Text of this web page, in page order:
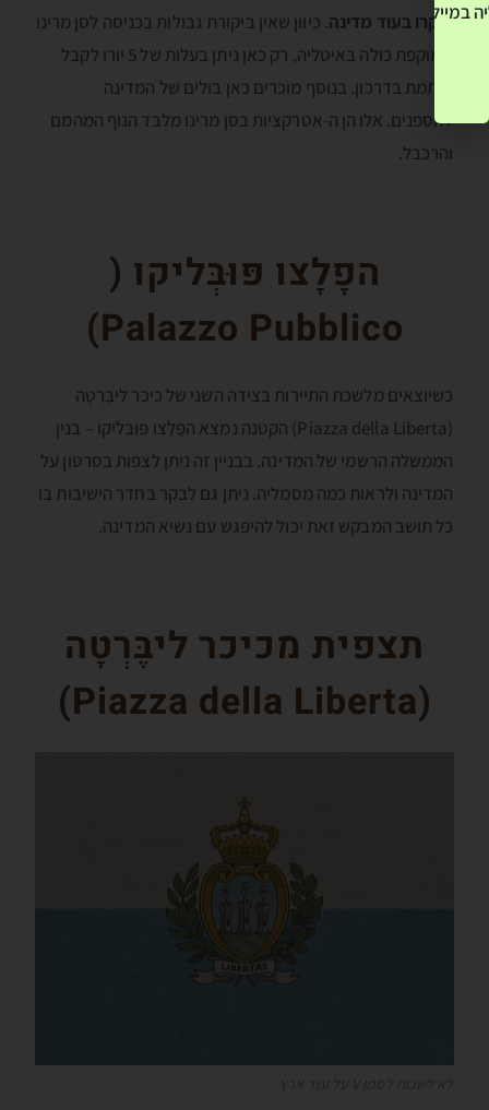
ביקרו בעוד מדינה. כיוון שאין ביקורת גבולות בכניסה לסן מרינו
שמוקפת כולה באיטליה, רק כאן ניתן בעלות של 5 יורו לקבל
חותמת בדרכון. בנוסף מוכרים כאן בולים של המדינה
לאספנים. אלו הן ה-אטרקציות בסן מרינו מלבד הנוף המהמם
והרכבל.
הפָלָצו פּוּבְּליקו (
Palazzo Pubblico
)
כשיוצאים מלשכת התיירות בצידה השני של כיכר ליבֶּרְטָה
(Piazza della Liberta) הקטנה נמצא הפָלָצו פּוּבְּליקו – בנין
הממשלה הרשמי של המדינה. בבניין זה ניתן לצפות בסרטון על
המדינה ולראות כמה מסמליה. ניתן גם לבקר בחדר הישיבות בו
כל תושב המבקש זאת יכול להיפגש עם נשיא המדינה.
תצפית מכיכר ליבֶּרְטָה
(
Piazza della Liberta
)
במייל שלך! »